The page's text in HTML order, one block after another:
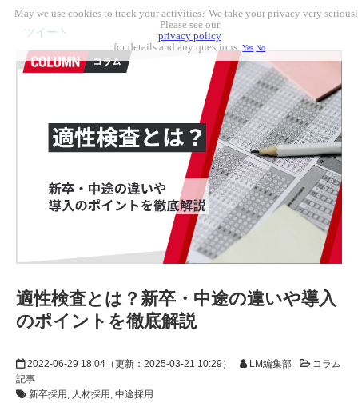
ツイート
適性検査とは？新卒・中途の違いや導入
のポイントを徹底解説
2022-06-29 18:04 （更新： 2025-03-21 10:29 ） LM編集部
コラム
記事
新卒採用
人材採用 中途採用
May we use cookies to track your activities? We take your privacy very
Please see our
privacy policy
for details and any questions.Yes No